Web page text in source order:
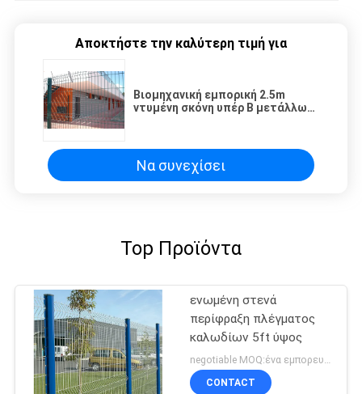
Αποκτήστε την καλύτερη τιμή για
Βιομηχανική εμπορική 2.5m
ντυμένη σκόνη υπέρ Β μετάλλων
Να συνεχίσει
Top Προϊόντα
ενωμένη στενά
περίφραξη πλέγματος
καλωδίων 5ft ύψος
CONTACT